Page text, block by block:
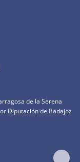
de la Serena
Diputación de Badajoz